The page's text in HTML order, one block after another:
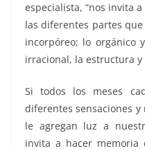
especialista, “nos invita
las diferentes partes
incorpóreo; lo orgánico
irracional, la estructura y
Si todos los meses
diferentes sensaciones
le agregan luz a
invita a hacer